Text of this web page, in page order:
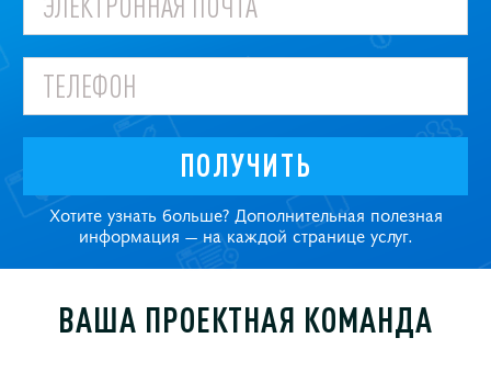
ПОЛУЧИТЬ
Хотите узнать больше? Дополнительная полезная
информация — на каждой странице услуг.
ВАША ПРОЕКТНАЯ КОМАНДА